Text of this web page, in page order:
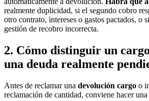
realmente duplicidad, si el segundo cobro
otro contrato, intereses o gastos pactados, o
gestión de recobro incorrecta.
2. Cómo distinguir un
una deuda realmente
Antes de reclamar una devolución cargo o
reclamación de cantidad, conviene hacer